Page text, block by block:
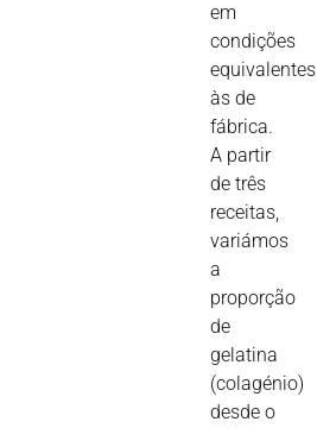
em
condições
equivalentes
às de
fábrica.
A partir
de três
receitas,
variámos
a
proporção
de
gelatina
(colagénio)
desde o